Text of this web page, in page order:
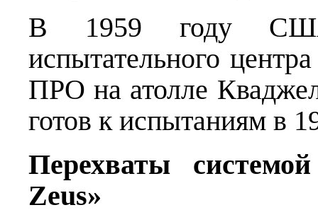
В 1959 году США
испытательного
ПРО на атолле
готов к испытаниям в
Перехваты
Zeus»